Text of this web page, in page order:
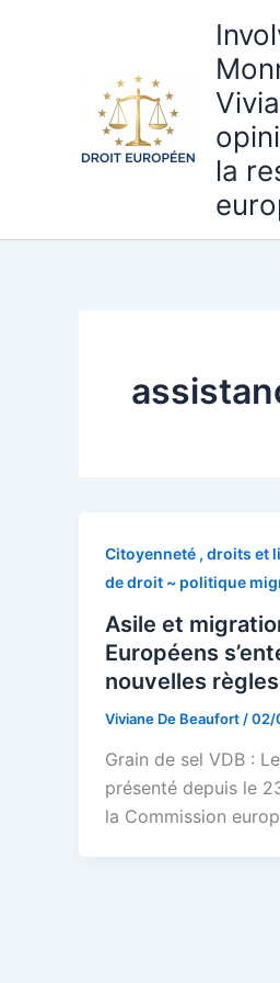
la
Citoyenneté , droits et
de droit ~ politique
Asile et
Européens
nouvelles règles
Viviane De Beaufort /02/
Grain de sel VDB :
présenté depuis le
la Commission